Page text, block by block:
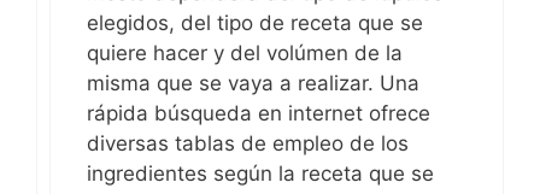
elegidos, del tipo de receta que se
quiere hacer y del volúmen de la
misma que se vaya a realizar. Una
rápida búsqueda en internet ofrece
diversas tablas de empleo de los
ingredientes según la receta que se